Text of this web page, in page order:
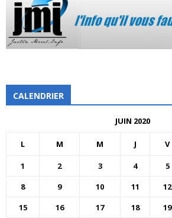
CALENDRIER
JUIN 2020
L M M J V
1 2 3 4 5
8
9 10 11 12
15
16 17 18 19